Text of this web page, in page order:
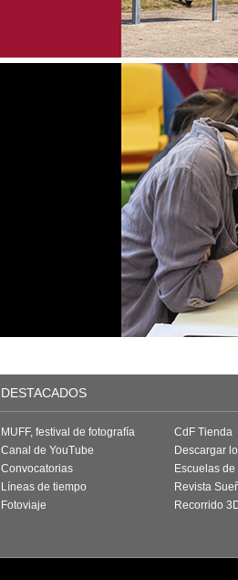
DESTACADOS
MUFF, festival de fotografía
Canal de YouTube
Convocatorias
Líneas de tiempo
Fotoviaje
CdF Tienda
Descargar
Escuelas
Revista
Recorrido